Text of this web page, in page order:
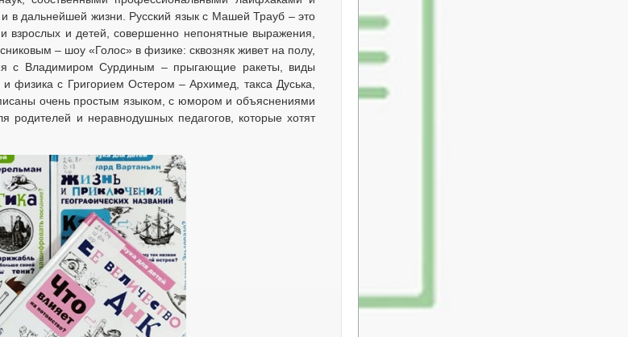
в дальнейшей жизни. Русский язык с Машей Трауб – это
взрослых и детей, совершенно непонятные выражения,
– шоу «Голос» в физике: сквозняк живет на полу,
с Владимиром Сурдиным – прыгающие ракеты, виды
физика с Григорием Остером – Архимед, такса Дуська,
очень простым языком, с юмором и объяснениями
и неравнодушных педагогов, которые хотят